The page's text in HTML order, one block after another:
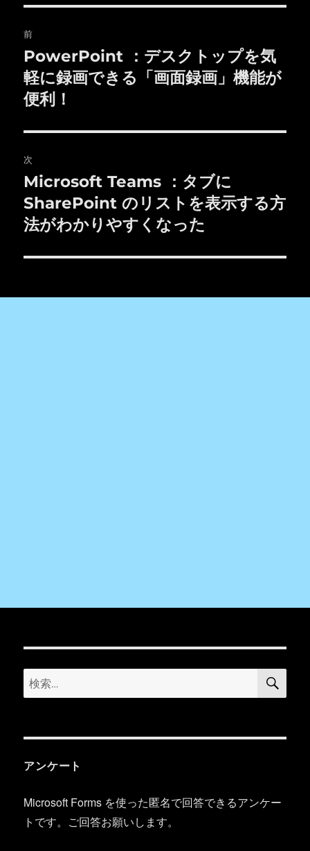
稿
ナ
ビ
ゲ
ー
シ
ョ
ン
前
前
の
投
PowerPoint ：デスクトップを気
軽に録画できる「画面録画」機能が
便利！
次
次
の
投
Microsoft Teams ：タブに
SharePoint のリストを表示する方
法がわかりやすくなった
検
索:
検
アンケート
Microsoft Forms を使った匿名で回答できるアンケー
トです。ご回答お願いします。